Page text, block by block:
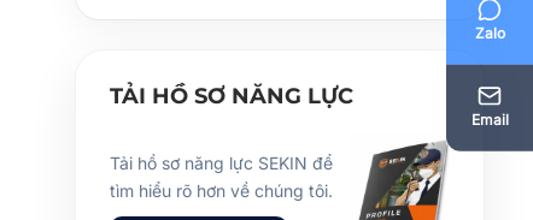
Zalo
Email
TẢI HỒ SƠ NĂNG LỰC
Tải hồ sơ năng lực SEKIN để
tìm hiểu rõ hơn về chúng tôi.